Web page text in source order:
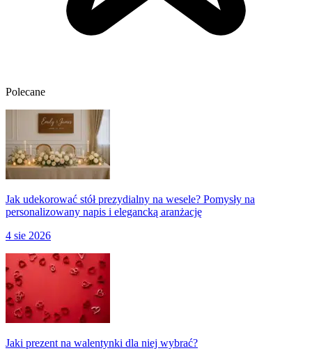
Polecane
Jak udekorować stół prezydialny na wesele? Pomysły na
personalizowany napis i elegancką aranżację
4 sie 2026
Jaki prezent na walentynki dla niej wybrać?